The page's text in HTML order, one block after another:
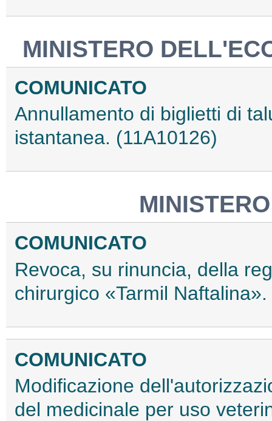
MINISTERO
COMUNICATO
Annullamento di biglietti di
istantanea. (11A10126)
COMUNICATO
Revoca, su rinuncia, della
chirurgico «Tarmil
COMUNICATO
Modificazione
del medicinale per uso